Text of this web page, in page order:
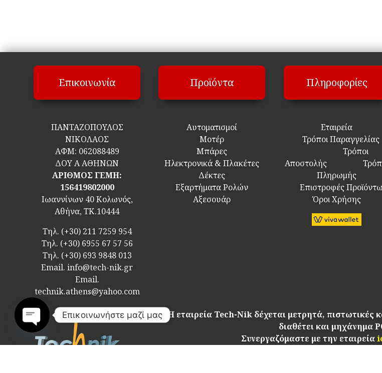
Επικοινωνία
ΠΑΝΤΑΖΟΠΟΥΛΟΣ
ΝΙΚΟΛΑΟΣ
ΑΦΜ: 062088489
ΔΟΥ Α ΑΘΗΝΩΝ
ΑΡΙΘΜΟΣ ΓΕΜΗ:
156419802000
Ιωαννίνων 40 Κολωνός,
Αθήνα, ΤΚ.10444
Τηλ. (+30) 211 7259 954
Τηλ. (+30) 6955 67 57 56
Τηλ. (+30) 693 9848 013
Email.info@tech-nik.gr
Email.
technik.athens@yahoo.com
Προϊόντα
Αυτοματισμοί
Μοτέρ
Μπάρες
Ηλεκτρονικά & Πλακέτες
Δέκτες
Εξαρτήματα Ρολών
Αξεσουάρ
Πληροφορίες
Εταιρεία
Τρόποι Παραγγελίας
Τρόποι
Αποστολής
Πληρωμής
Επιστροφές
Όροι Χρήσης
Η εταιρεία Tech-Nik δέχεται μετρητά,
διαθέτει και μηχάνημα
Συνεργαζόμαστε με την εταιρεία
Επικοινωνήστε μαζί μας
Open
chaty